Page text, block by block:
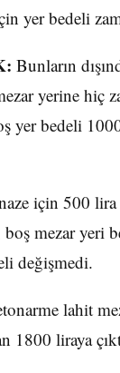
yer bedeli
Bunların
yerine hiç
yer bedeli
için 500
mezar yeri
değişmedi.
lahit
liraya